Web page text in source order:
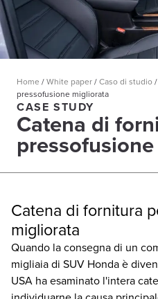
Home /White paper/Caso di studio/
pressofusione migliorata
CASE STUDY
Catena di
Catena di fornitura
migliorata
Quando la consegna di un
migliaia di SUV Honda è
USA ha esaminato l'intera